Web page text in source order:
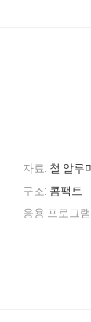
자료: 철 알루
구조: 콤팩트
응용 프로그